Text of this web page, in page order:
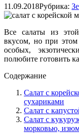
11.09.2018Рубрика:
Все салаты из
вкусом, но при
особых,
полюбите готовить
Содержание
Салат с
сухариками
Салат с
Салат с
морковью,